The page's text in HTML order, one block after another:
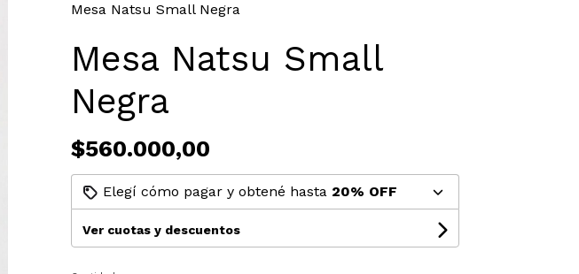
Mesa Natsu Small Negra
Mesa Natsu Small
Negra
$560.000,00
Elegí cómo pagar y obtené hasta 20% OFF
Ver cuotas y descuentos